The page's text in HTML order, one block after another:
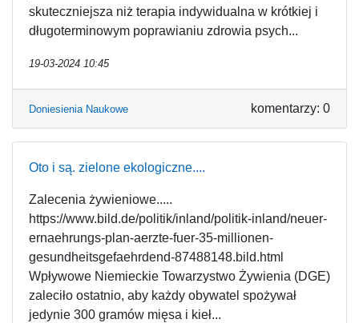
skuteczniejsza niż terapia indywidualna w krótkiej i
długoterminowym poprawianiu zdrowia psych...
19-03-2024 10:45
Doniesienia Naukowe komentarzy: 0
Oto i są. zielone ekologiczne....
Zalecenia żywieniowe.....
https://www.bild.de/politik/inland/politik-inland/neuer-
ernaehrungs-plan-aerzte-fuer-35-millionen-
gesundheitsgefaehrdend-87488148.bild.html
Wpływowe Niemieckie Towarzystwo Żywienia (DGE)
zaleciło ostatnio, aby każdy obywatel spożywał
jedynie 300 gramów mięsa i kieł...